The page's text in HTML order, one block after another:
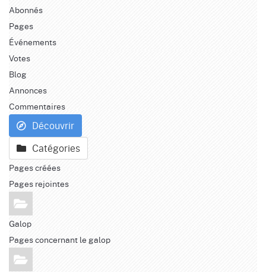
Abonnés
Pages
Événements
Votes
Blog
Annonces
Commentaires
Découvrir
Catégories
Pages créées
Pages rejointes
Galop
Pages concernant le galop